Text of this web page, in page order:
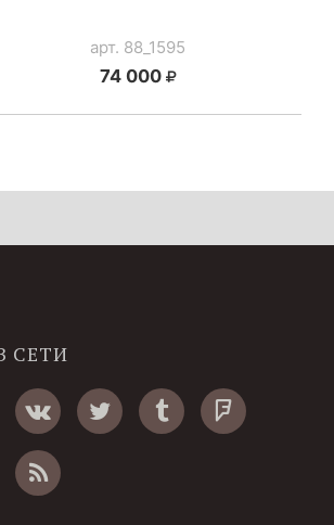
арт. 88_1595
74 000
СЕТИ